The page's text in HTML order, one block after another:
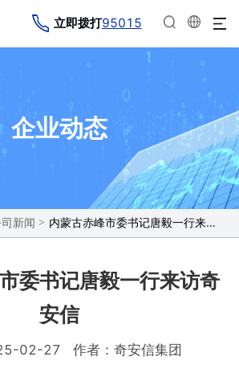
立即拨打95015
企业动态
新闻 > 内蒙古赤峰市委书记唐毅一行来访奇安信
委书记唐毅一行来访奇
安信
02-27 作者：奇安信集团